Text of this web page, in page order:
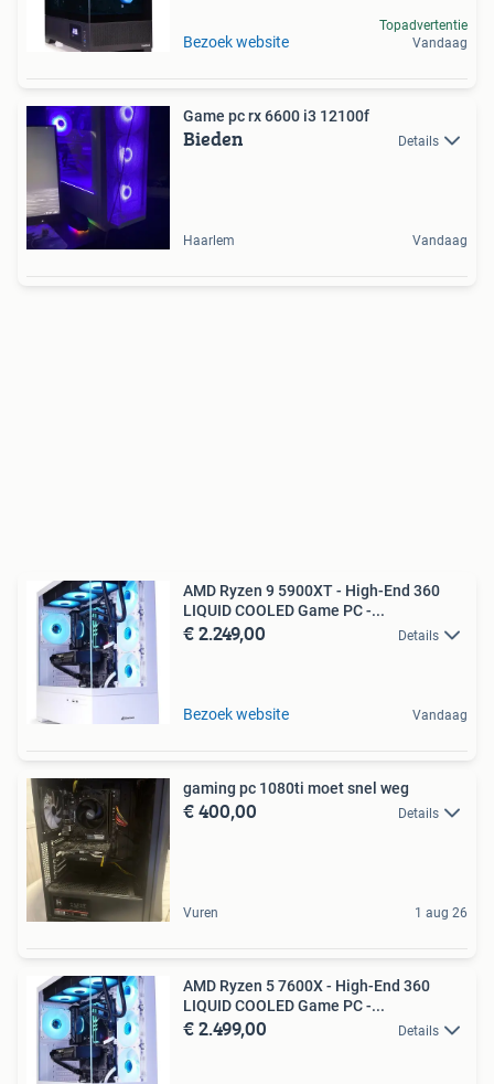
Bezoek website
Topadvertentie
Vandaag
Game pc rx 6600 i3 12100f
Bieden Details
Haarlem Vandaag
AMD Ryzen 9 5900XT - High-End 360
LIQUID COOLED Game PC -...
€ 2.249,00 Details
Bezoek website Vandaag
gaming pc 1080ti moet snel weg
€ 400,00 Details
Vuren 1 aug 26
AMD Ryzen 5 7600X - High-End 360
LIQUID COOLED Game PC -...
€ 2.499,00 Details